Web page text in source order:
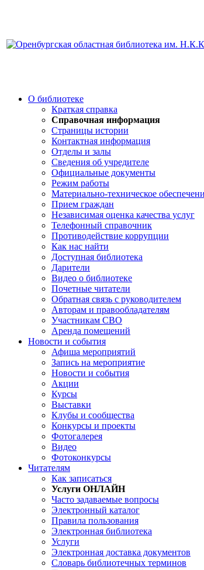
О библиотеке
Краткая справка
Справочная информация
Страницы истории
Контактная информация
Отделы и залы
Сведения об учредителе
Официальные документы
Режим работы
Материально-техническое
Прием граждан
Независимая оценка качества услуг
Телефонный справочник
Противодействие коррупции
Как нас найти
Доступная библиотека
Дарители
Видео о библиотеке
Почетные читатели
Обратная связь с руководителем
Авторам и правообладателям
Участникам СВО
Аренда помещений
Новости и события
Афиша мероприятий
Запись на мероприятие
Новости и события
Акции
Курсы
Выставки
Клубы и сообщества
Конкурсы и проекты
Фотогалерея
Видео
Фотоконкурсы
Читателям
Как записаться
Услуги ОНЛАЙН
Часто задаваемые вопросы
Электронный каталог
Правила пользования
Электронная библиотека
Услуги
Электронная доставка документов
Словарь библиотечных терминов